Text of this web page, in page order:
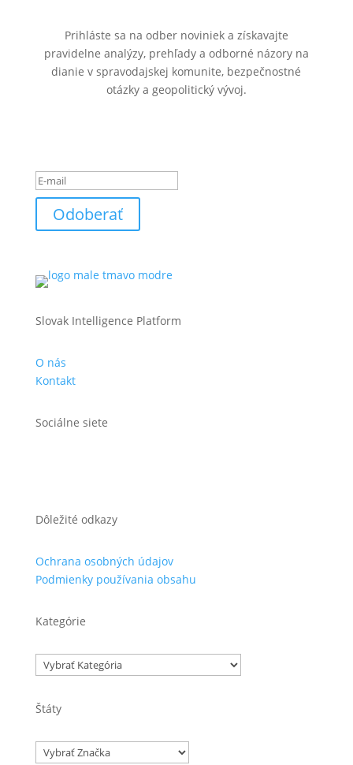
Prihláste sa na odber noviniek a získavajte
pravidelne analýzy, prehľady a odborné názory na
dianie v spravodajskej komunite, bezpečnostné
otázky a geopolitický vývoj.
Odoberať
Slovak Intelligence Platform
O nás
Kontakt
Sociálne siete
Dôležité odkazy
Ochrana osobných údajov
Podmienky používania obsahu
Kategórie
Kategórie
Štáty
Značky